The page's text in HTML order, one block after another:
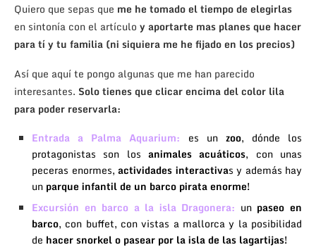
Quiero que sepas que me he tomado el tiempo de elegirlas
en sintonía con el artículo y aportarte mas planes que hacer
para tí y tu familia (ni siquiera me he fijado en los precios)
Así que aquí te pongo algunas que me han parecido
interesantes. Solo tienes que clicar encima del color lila
para poder reservarla:
Entrada a Palma Aquarium: es un zoo, dónde los
protagonistas son los animales acuáticos, con unas
peceras enormes, actividades interactivas y además hay
un parque infantil de un barco pirata enorme!
Excursión en barco a la isla Dragonera: un paseo en
barco, con buffet, con vistas a mallorca y la posibilidad
de hacer snorkel o pasear por la isla de las lagartijas!